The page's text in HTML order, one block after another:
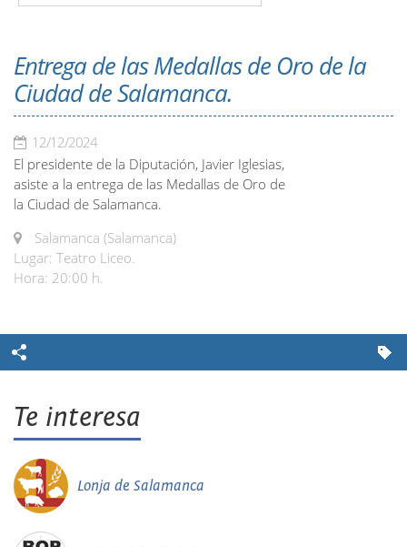
Entrega de las Medallas de Oro de la
Ciudad de Salamanca.
12/12/2024
El presidente de la Diputación, Javier Iglesias,
asiste a la entrega de las Medallas de Oro de
la Ciudad de Salamanca.
Salamanca (Salamanca)
Lugar: Teatro Liceo.
Hora: 20:00 h.
Te interesa
Lonja de Salamanca